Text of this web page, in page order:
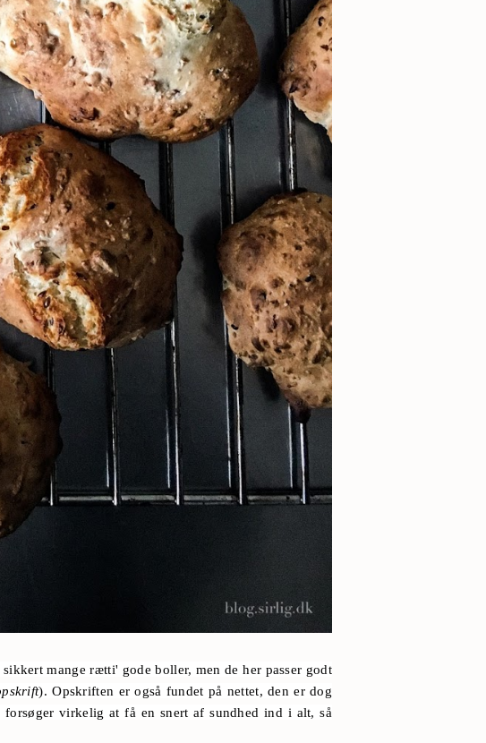
mange rætti' gode boller, men de her passer godt
). Opskriften er også fundet på nettet, den er dog
virkelig at få en snert af sundhed ind i alt, så